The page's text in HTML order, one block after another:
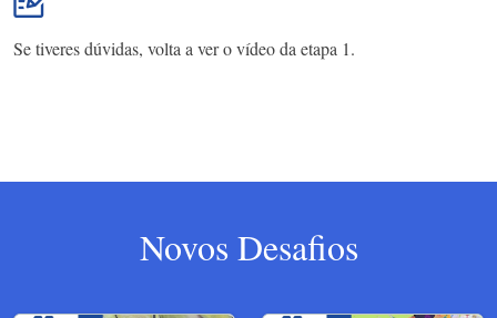
Se tiveres dúvidas, volta a ver o vídeo da etapa 1.
Novos Desafios